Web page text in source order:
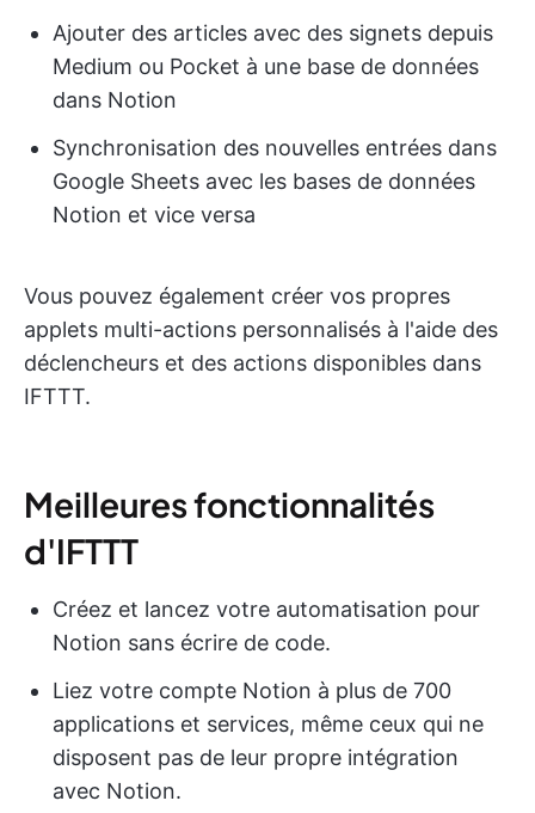
Ajouter des articles avec des signets depuis
Medium ou Pocket à une base de données
dans Notion
Synchronisation des nouvelles entrées dans
Google Sheets avec les bases de données
Notion et vice versa
Vous pouvez également créer vos propres
applets multi-actions personnalisés à l'aide des
déclencheurs et des actions disponibles dans
IFTTT.
Meilleures fonctionnalités
d'IFTTT
Créez et lancez votre automatisation pour
Notion sans écrire de code.
Liez votre compte Notion à plus de 700
applications et services, même ceux qui ne
disposent pas de leur propre intégration
avec Notion.